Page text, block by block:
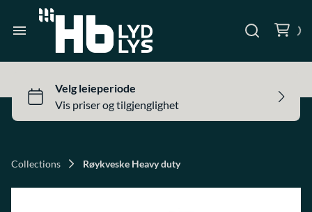
Heim
Produkter
Lys utstyr
Telt og tilbehør
Scene og tilbehør
Kontakt oss
Collections Røykveske Heavy duty